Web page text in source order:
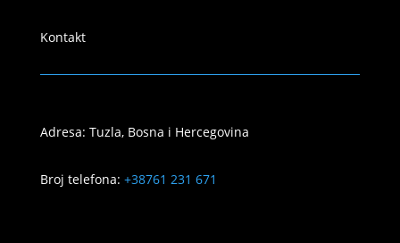
Kontakt
Adresa: Tuzla, Bosna i Hercegovina
Broj telefona: +38761 231 671